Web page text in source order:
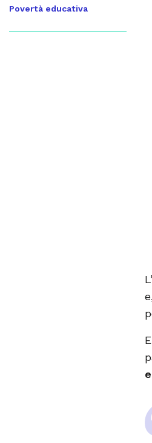
Povertà educativa